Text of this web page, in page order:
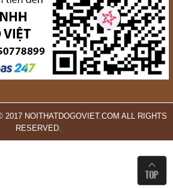
NOITHATDOGOVIET.COM ALL RIGHTS
RESERVED.